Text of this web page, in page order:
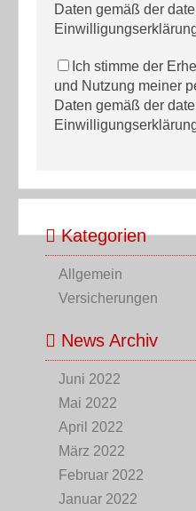
Daten gemäß der
Ich stimme der
und Nutzung meiner
Daten gemäß der
Kategorien
Allgemein
Versicherungen
News Archiv
Juni 2022
Mai 2022
April 2022
März 2022
Februar 2022
Januar 2022